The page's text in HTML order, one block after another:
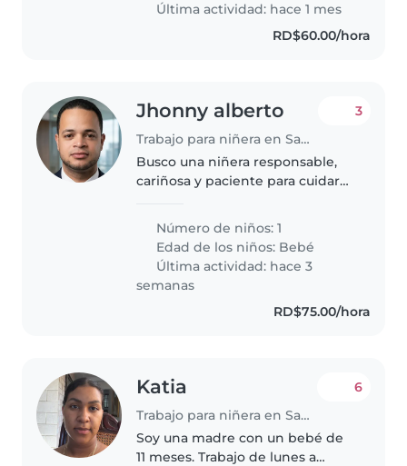
Última actividad: hace 1 mes
RD$60.00/hora
Jhonny alberto
Trabajo para niñera en Santo Domingo Este
3
Busco una niñera responsable,
cariñosa y paciente para cuidar
importante que sea una persona
tranquila, organizada, puntual y
muy atenta a las necesidades
de..
Número de niños: 1
Edad de los niños: Bebé
Última actividad: hace 3
semanas
RD$75.00/hora
Katia
Trabajo para niñera en Santo Domingo Este
6
Soy una madre con un bebé de
11 meses. Trabajo de lunes a